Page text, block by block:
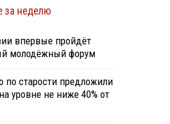
за неделю
впервые пройдёт
молодёжный форум
по старости предложили
уровне не ниже 40% от